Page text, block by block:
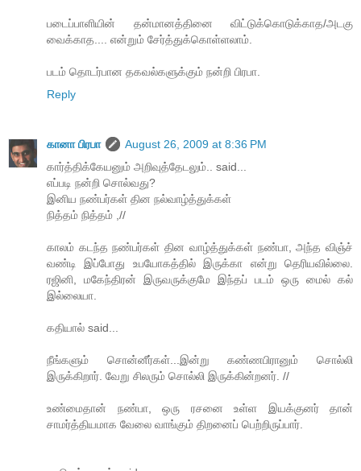
படைப்பாளியின் தன்மானத்தினை விட்டுக்கொடுக்காத/அடகு
வைக்காத.... என்றும் சேர்த்துக்கொள்ளலாம்.
படம் தொடர்பான தகவல்களுக்கும் நன்றி பிரபா.
Reply
கானா பிரபா
August 26, 2009 at 8:36 PM
கார்த்திக்கேயனும் அறிவுத்தேடலும்.. said...
எப்படி நன்றி சொல்வது?
இனிய நண்பர்கள் தின நல்வாழ்த்துக்கள்
நித்தம் நித்தம் ,//
காலம் கடந்த நண்பர்கள் தின வாழ்த்துக்கள் நண்பா, அந்த விஞ்ச்
வண்டி இப்போது உபயோகத்தில் இருக்கா என்று தெரியவில்லை.
ரஜினி, மகேந்திரன் இருவருக்குமே இந்தப் படம் ஒரு மைல் கல்
இல்லையா.
கதியால் said...
நீங்களும் சொன்னீர்கள்...இன்று கண்ணபிரானும் சொல்லி
இருக்கிறார். வேறு சிலரும் சொல்லி இருக்கின்றனர். //
உண்மைதான் நண்பா, ஒரு ரசனை உள்ள இயக்குனர் தான்
சாமர்த்தியமாக வேலை வாங்கும் திறனைப் பெற்றிருப்பார்.